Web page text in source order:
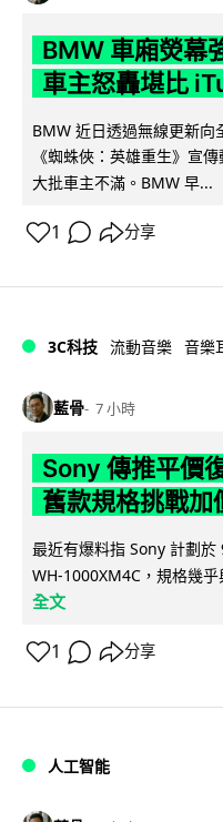
BMW 車廂熒幕
車主怒轟堪比
BMW 近日透過無線更新
《蜘蛛俠：英雄重生》宣
大批車主不滿。BMW 早...
1 分享
3C科技 流動音樂 音樂
藍骨 7 小時
Sony 傳推平價
舊款規格挑戰加
最近有爆料指 Sony 計劃
WH-1000XM4C，規格幾
全文
1 分享
人工智能